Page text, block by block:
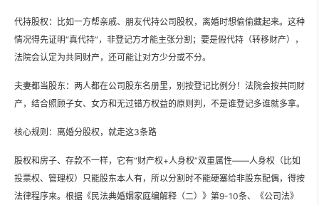
代持股权：比如一方帮亲戚、朋友代持公司股权，离婚时想偷偷藏起来。这种
情况得先证明“真代持”，非登记方才能主张分割；要是假代持（转移财产），
法院会认定为共同财产，还可能让对方少分或不分。
夫妻都当股东：两人都在公司股东名册里，别按登记比例分！法院会按共同财
产，结合照顾子女、女方和无过错方权益的原则判，不是谁登记多谁就多拿。
核心规则：离婚分股权，就走这3条路
股权和房子、存款不一样，它有“财产权+人身权”双重属性——人身权（比如
投票权、管理权）只能股东本人有，所以分割时不能硬塞给非股东配偶，得按
法律程序来。根据《民法典婚姻家庭编解释（二）》第9-10条、《公司法》